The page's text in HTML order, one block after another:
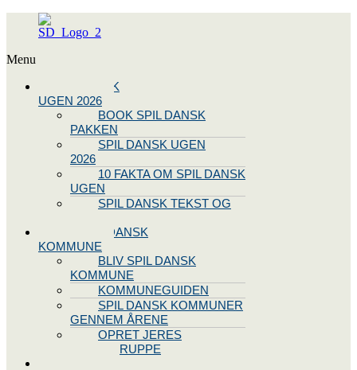
Menu
SPIL DANSK
UGEN 2026
BOOK SPIL DANSK
PAKKEN
SPIL DANSK UGEN
2026
10 FAKTA OM SPIL DANSK
UGEN
SPIL DANSK TEKST OG
BLIV SPIL DANSK
KOMMUNE
BLIV SPIL DANSK
KOMMUNE
KOMMUNEGUIDEN
SPIL DANSK KOMMUNER
GENNEM ÅRENE
OPRET JERES
STYREGRUPPE